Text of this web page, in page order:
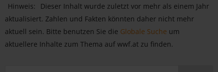
Hinweis:
Dieser Inhalt wurde zuletzt vor mehr als einem Jahr
aktualisiert. Zahlen und Fakten könnten daher nicht mehr
aktuell sein. Bitte benutzen Sie die Globale Suche um
aktuellere Inhalte zum Thema auf wwf.at zu finden.